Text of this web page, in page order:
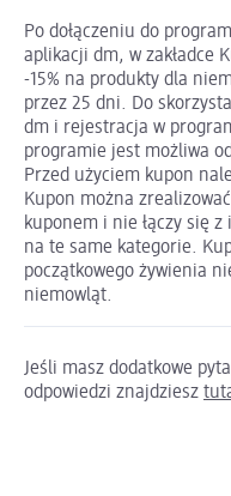
Po dołączeniu do
aplikacji dm, w zakładce
-15% na produkty dla
przez 25 dni. Do
dm i rejestracja w
programie jest możliwa
Przed użyciem kupon
Kupon można
kuponem i nie łączy się
na te same kategorie.
początkowego żywienia
niemowląt.
Jeśli masz dodatkowe
odpowiedzi znajdziesz